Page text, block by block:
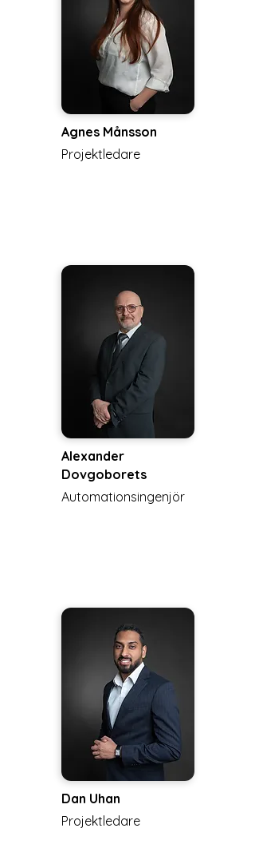
Agnes Månsson
Projektledare
Alexander
Dovgoborets
Automationsingenjör
Dan Uhan
Projektledare